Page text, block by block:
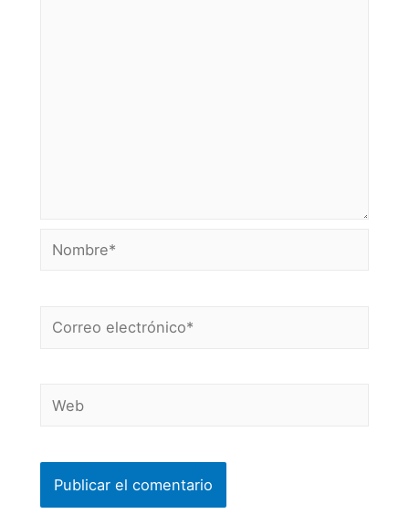
Nombre*
Correo
Web